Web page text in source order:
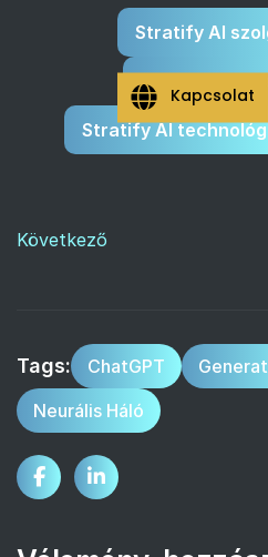
Stratify AI
Stratify AI
Stratify AI
Következő
Tags: ChatGPT
Neurális Háló
Kapcsolat